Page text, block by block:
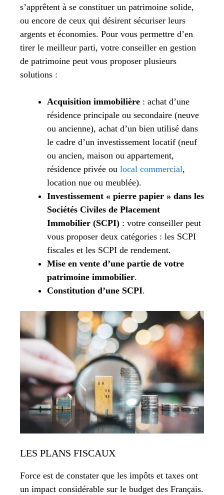
s’apprêtent à se constituer un patrimoine solide,
ou encore de ceux qui désirent sécuriser leurs
argents et économies. Pour vous permettre d’en
tirer le meilleur parti, votre conseiller en gestion
de patrimoine peut vous proposer plusieurs
solutions :
Acquisition immobilière : achat d’une
résidence principale ou secondaire (neuve
ou ancienne), achat d’un bien utilisé dans
le cadre d’un investissement locatif (neuf
ou ancien, maison ou appartement,
résidence privée ou local commercial,
location nue ou meublée).
Investissement « pierre papier » dans les
Sociétés Civiles de Placement
Immobilier (SCPI) : votre conseiller peut
vous proposer deux catégories : les SCPI
fiscales et les SCPI de rendement.
Mise en vente d’une partie de votre
patrimoine immobilier.
Constitution d’une SCPI.
LES PLANS FISCAUX
Force est de constater que les impôts et taxes ont
un impact considérable sur le budget des Français.